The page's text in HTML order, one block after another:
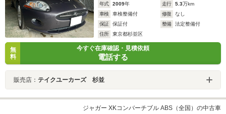
年式 2009年 走行 5.3万km
車検
車検整備付 修復
なし
保証
保証付 整備
法定整備付
住所
東京都杉並区
無
料
今すぐ在庫確認・見積依頼
電話する
販売店： テイクユーカーズ 杉並
ジャガー XKコンバーチブル ABS（全国）の中古車